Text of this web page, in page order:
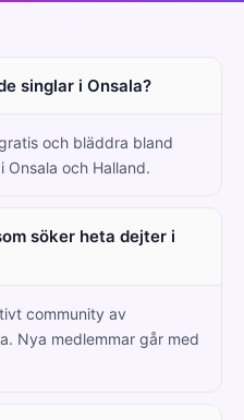
singlar i Onsala?
och bläddra bland
och Halland.
söker heta dejter i
community av
Nya medlemmar går med